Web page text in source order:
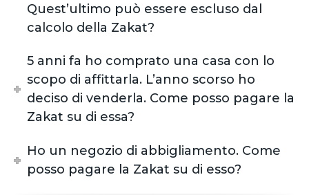
Quest’ultimo può essere escluso dal
calcolo della Zakat?
5 anni fa ho comprato una casa con lo
scopo di affittarla. L’anno scorso ho
deciso di venderla. Come posso pagare la
Zakat su di essa?
Ho un negozio di abbigliamento. Come
posso pagare la Zakat su di esso?